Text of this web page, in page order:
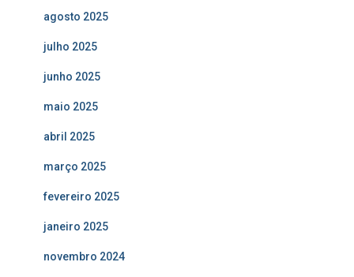
agosto 2025
julho 2025
junho 2025
maio 2025
abril 2025
março 2025
fevereiro 2025
janeiro 2025
novembro 2024